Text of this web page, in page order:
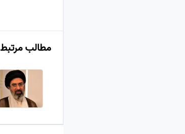
مطالب مرتبط